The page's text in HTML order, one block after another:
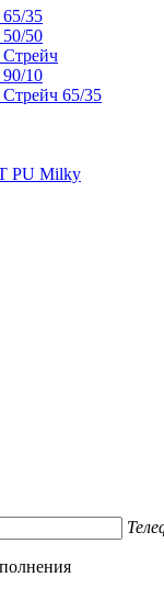
35
50
10
65/35
PU Milky